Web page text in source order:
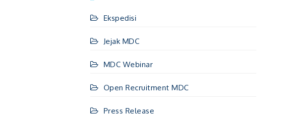
Ekspedisi
Jejak MDC
MDC Webinar
Open Recruitment MDC
Press Release